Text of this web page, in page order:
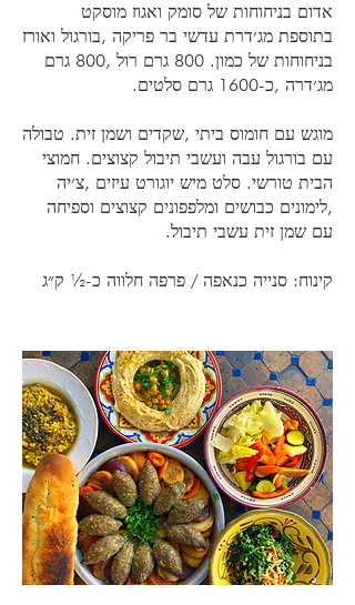
אדום בניחוחות של סומק ואגוז מוסקט
בתוספת מג׳דרת עדשי בר פריקה ,בורגול ואורז
בניחוחות של כמון. 800 גרם רול ,800 גרם
מוגש עם חומוס ביתי ,שקדים ושמן זית. טבולה
עם בורגול עבה ועשבי תיבול קצוצים. חמוצי
הבית טורשי. סלט מיש יוגורט עיזים ,צ׳יה
,לימונים כבושים ומלפפונים קצוצים וספיחה
קינוח: סנייה כנאפה / פרפה חלווה כ-½ ק״ג